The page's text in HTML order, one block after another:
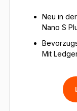
Neu in
Nano S
Mit